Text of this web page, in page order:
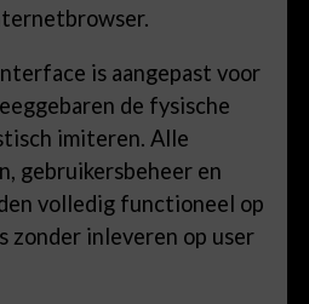
is aangepast voor
de fysische
imiteren. Alle
gebruikersbeheer en
volledig functioneel op
zonder inleveren op user